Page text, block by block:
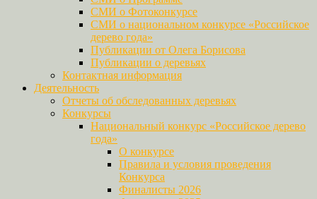
СМИ о Фотоконкурсе
СМИ о национальном конкурсе «Российское
дерево года»
Публикации от Олега Борисова
Публикации о деревьях
Контактная информация
Деятельность
Отчеты об обследованных деревьях
Конкурсы
Национальный конкурс «Российское дерево
года»
О конкурсе
Правила и условия проведения
Конкурса
Финалисты 2026